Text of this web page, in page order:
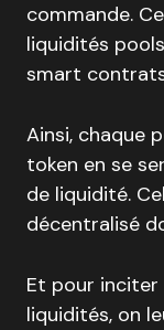
commande.
liquidités
smart
Ainsi, chaque
token en se
de liquidité.
décentralisé
Et pour inciter
liquidités, on